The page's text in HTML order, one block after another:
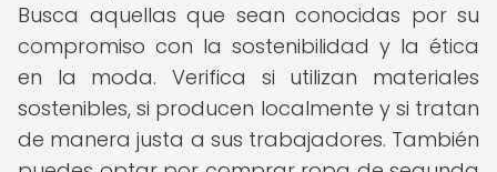
Busca aquellas que sean conocidas por su
compromiso con la sostenibilidad y la ética
en la moda. Verifica si utilizan materiales
sostenibles, si producen localmente y si tratan
de manera justa a sus trabajadores. También